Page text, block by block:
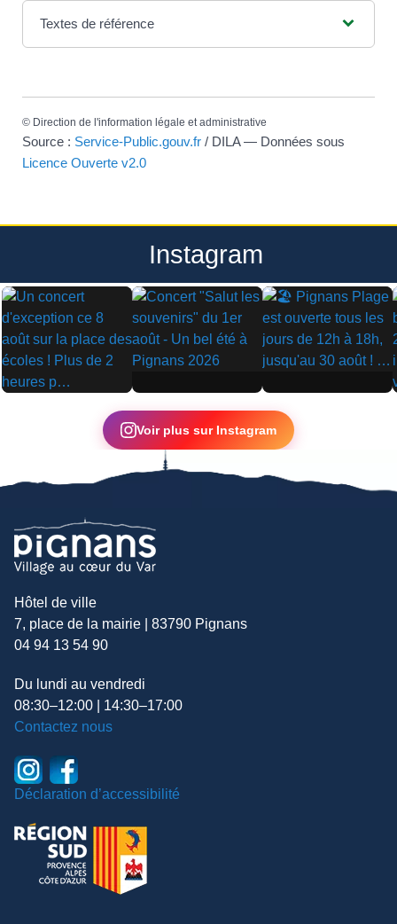
Textes de référence
© Direction de l'information légale et administrative
Source : Service-Public.gouv.fr / DILA — Données sous
Licence Ouverte v2.0
Instagram
▶
▶ ▶
Voir plus sur Instagram
Hôtel de ville
7, place de la mairie | 83790 Pignans
04 94 13 54 90
Du lundi au vendredi
08:30–12:00 | 14:30–17:00
Contactez nous
Déclaration d’accessibilité